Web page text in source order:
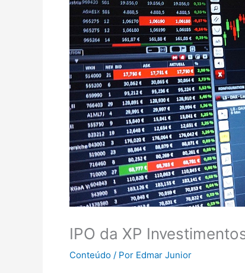
IPO da XP
Conteúdo / Por Edmar Junior